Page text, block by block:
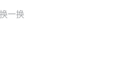
换一换